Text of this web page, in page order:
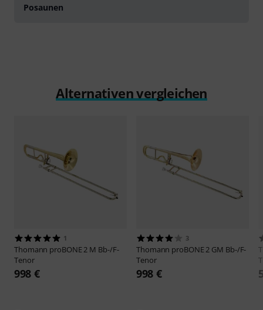
Posaunen
Alternativen vergleichen
1
Thomann proBONE 2 M Bb-/F-
Tenor
998 €
3
Thomann proBONE 2 GM Bb-/F-
Tenor
998 €